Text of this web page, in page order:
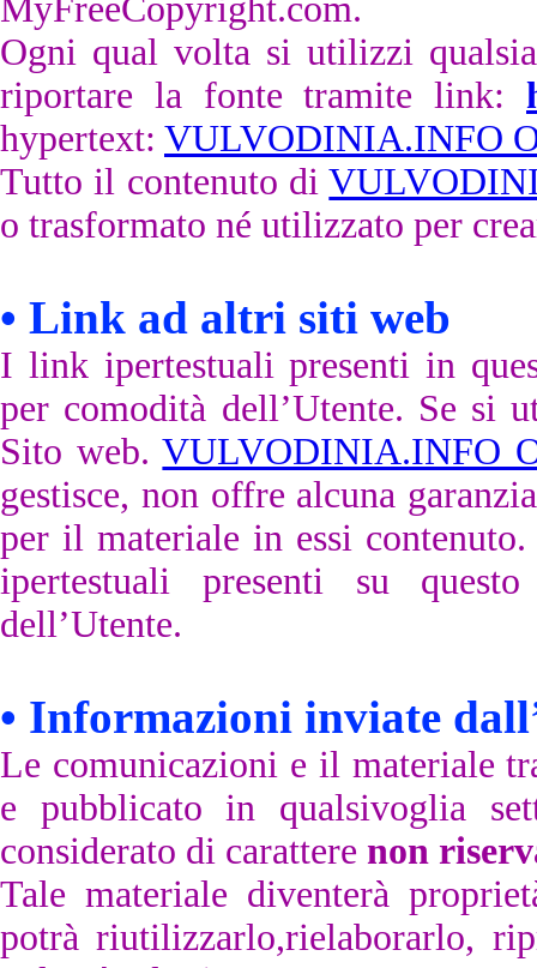
MyFreeCopyright.com.
Ogni qual volta si utilizzi
riportare la fonte tramite link:
hypertext: VULVODINIA.INFO
Tutto il contenuto di
o trasformato né utilizzato per
• Link ad altri siti web
I link ipertestuali presenti in
per comodità dell’Utente. Se si
Sito web.VULVODINIA.INFO
gestisce, non offre alcuna
per il materiale in essi
ipertestuali presenti su
dell’Utente.
• Informazioni inviate
Le comunicazioni e il materiale
e pubblicato in qualsivoglia
considerato di carattere non
Tale materiale diventerà
potrà riutilizzarlo,rielaborarlo,